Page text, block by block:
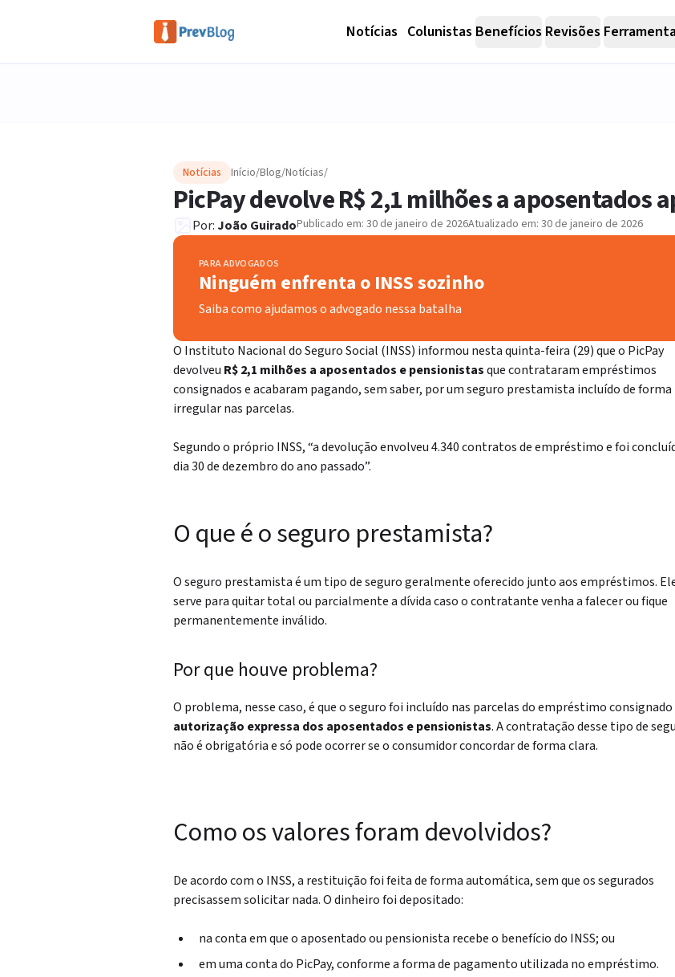
Notícias Colunistas Benefícios Revisões
Notícias Início/Blog/Notícias/
PicPay devolve R$ 2,1 milhões a aposentados
Por: João GuiradoPublicado em: 30 de janeiro de 2026Atualizado em: 30 de janeiro de 2026
PARA ADVOGADOS
Ninguém enfrenta o INSS sozinho
Saiba como ajudamos o advogado nessa batalha
O Instituto Nacional do Seguro Social (INSS) informou nesta quinta-feira (29) que o PicPay
devolveu R$ 2,1 milhões a aposentados e pensionistasque contrataram empréstimos
consignados e acabaram pagando, sem saber, por um seguro prestamista incluído de forma
irregular nas parcelas.
Segundo o próprio INSS, “a devolução envolveu 4.340 contratos de empréstimo e foi
dia 30 de dezembro do ano passado”.
O que é o seguro prestamista?
O seguro prestamista é um tipo de seguro geralmente oferecido junto aos empréstimos.
serve para quitar total ou parcialmente a dívida caso o contratante venha a falecer ou fique
permanentemente inválido.
Por que houve problema?
O problema, nesse caso, é que o seguro foi incluído nas parcelas do empréstimo consignado
autorização expressa dos aposentados e pensionistas. A contratação desse tipo de
não é obrigatória e só pode ocorrer se o consumidor concordar de forma clara.
Como os valores foram devolvidos?
De acordo com o INSS, a restituição foi feita de forma automática, sem que os segurados
precisassem solicitar nada. O dinheiro foi depositado:
na conta em que o aposentado ou pensionista recebe o benefício do INSS; ou
em uma conta do PicPay, conforme a forma de pagamento utilizada no empréstimo.